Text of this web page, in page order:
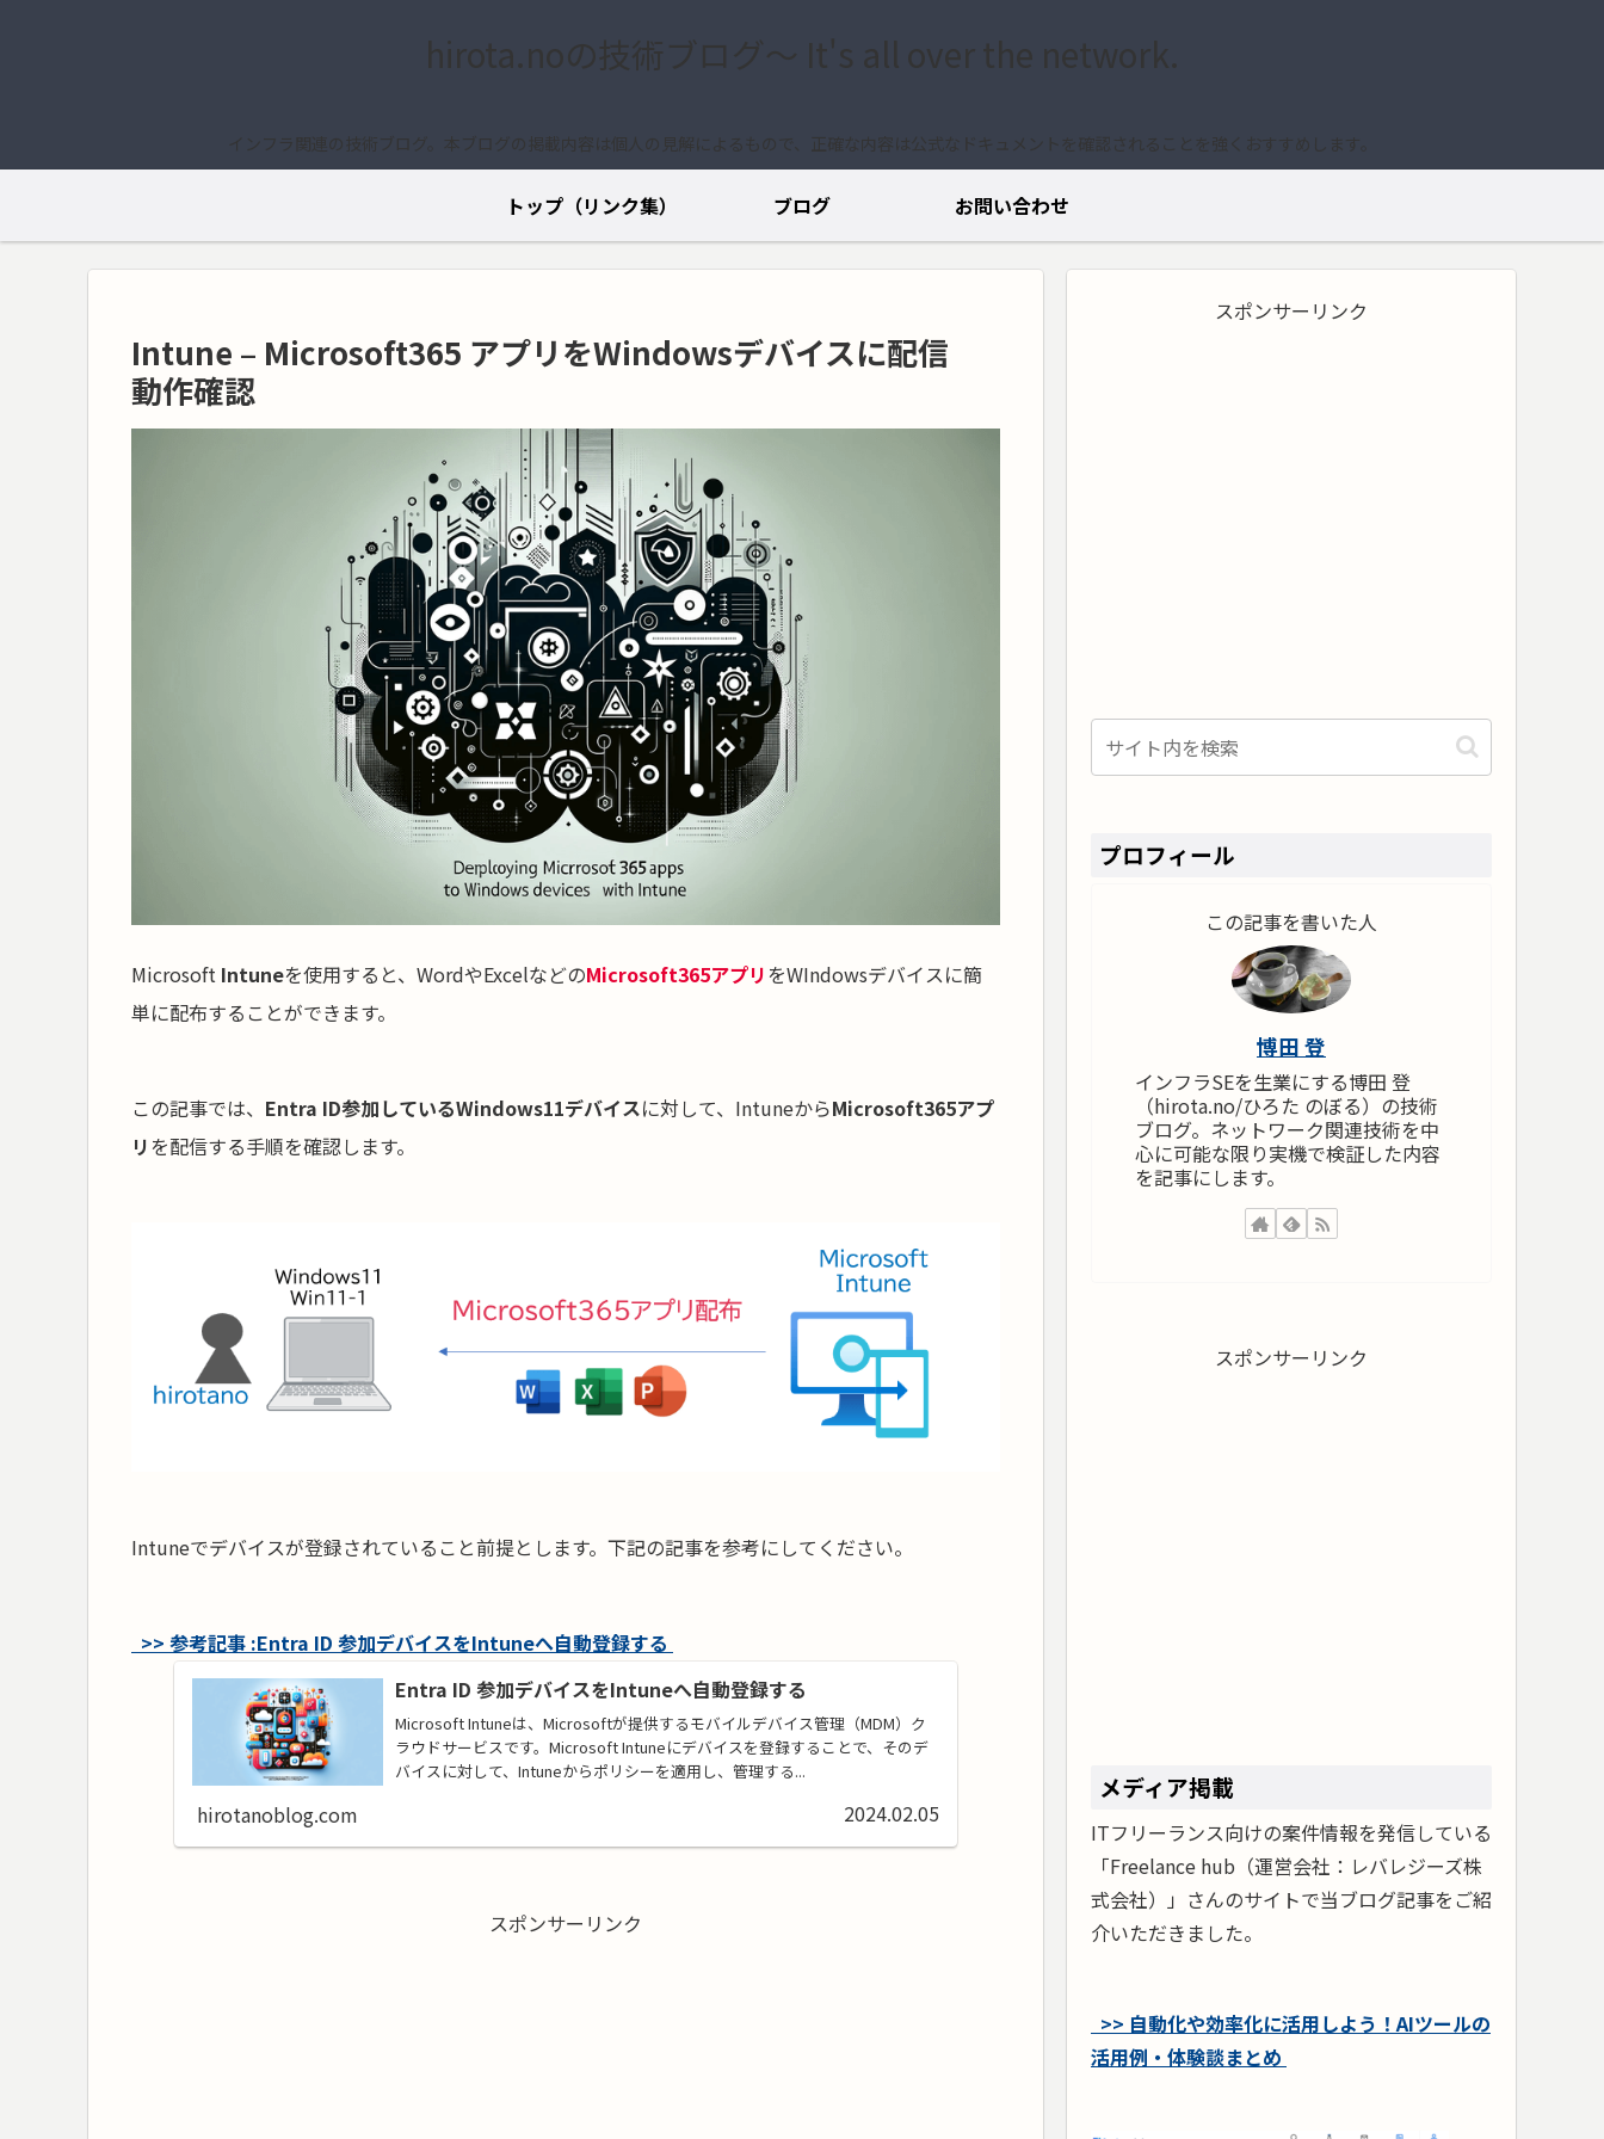
hirota.noの技術ブログ〜 It's all over the network.
インフラ関連の技術ブログ。本ブログの掲載内容は個人の見解によるもので、正確な内容は公式なドキュメントを確認されることを強くおすすめします。
トップ（リンク集） ブログ お問い合わせ
Intune – Microsoft365 アプリをWindowsデバイスに配信
動作確認
Microsoft Intuneを使用すると、WordやExcelなどのMicrosoft365アプリ をWIndowsデバイスに簡
単に配布することができます。
この記事では、 Entra ID参加しているWindows11デバイスに対して、IntuneからMicrosoft365アプ
リ を配信する手順を確認します。
Intuneでデバイスが登録されていること前提とします。下記の記事を参考にしてください。
>> 参考記事 :Entra ID 参加デバイスをIntuneへ自動登録する
Entra ID 参加デバイスをIntuneへ自動登録する
Microsoft Intuneは、Microsoftが提供するモバイルデバイス管理（MDM）ク
ラウドサービスです。Microsoft Intuneにデバイスを登録することで、そのデ
バイスに対して、Intuneからポリシーを適用し、管理する...
hirotanoblog.com 2024.02.05
スポンサーリンク
スポンサーリンク
プロフィール
この記事を書いた人
博田 登
インフラSEを生業にする博田 登
（hirota.no/ひろた のぼる）の技術
ブログ。ネットワーク関連技術を中
心に可能な限り実機で検証した内容
を記事にします。
スポンサーリンク
メディア掲載
ITフリーランス向けの案件情報を発信している
「Freelance hub（運営会社：レバレジーズ株
式会社）」さんのサイトで当ブログ記事をご紹
介いただきました。
>> 自動化や効率化に活用しよう！AIツールの
活用例・体験談まとめ